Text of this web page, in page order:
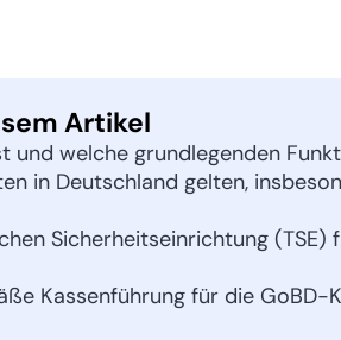
Artikel
und welche grundlegenden
in Deutschland gelten,
Sicherheitseinrichtung
Kassenführung für die